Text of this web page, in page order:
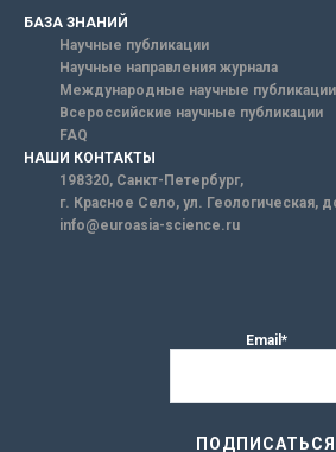
БАЗА ЗНАНИЙ
Научные публикации
Научные направления журнала
Международные научные публикации
Всероссийские научные публикации
FAQ
НАШИ КОНТАКТЫ
198320, Санкт-Петербург,
г. Красное Село, ул. Геологическая,
info@euroasia-science.ru
Email*